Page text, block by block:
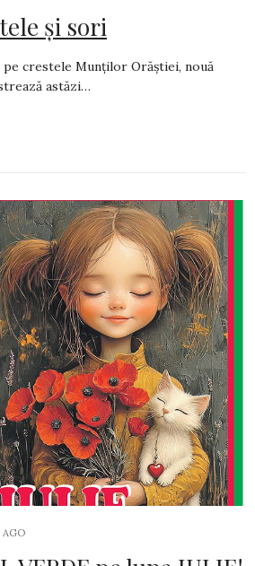
şi sori
crestele Munţilor Orăştiei, nouă
astăzi…
AGO